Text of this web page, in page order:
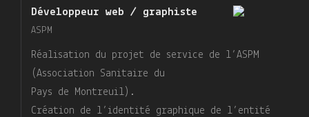
Développeur web / graphiste
ASPM
Réalisation du projet de service de l’ASPM
(Association Sanitaire du
Pays de Montreuil).
Création de l’identité graphique de l’entité